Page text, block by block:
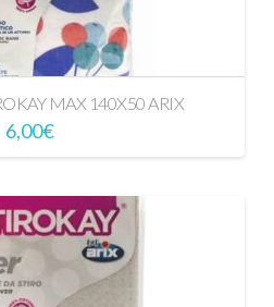
MAX 140X50 ARIX
6,00€